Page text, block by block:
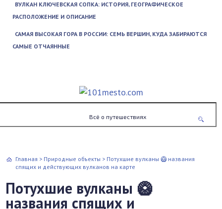
ВУЛКАН КЛЮЧЕВСКАЯ СОПКА: ИСТОРИЯ, ГЕОГРАФИЧЕСКОЕ
РАСПОЛОЖЕНИЕ И ОПИСАНИЕ
САМАЯ ВЫСОКАЯ ГОРА В РОССИИ: СЕМЬ ВЕРШИН, КУДА ЗАБИРАЮТСЯ
САМЫЕ ОТЧАЯННЫЕ
Всё о путешествиях
Главная > Природные объекты > Потухшие вулканы 🥝 названия
спящих и действующих вулканов на карте
Потухшие вулканы 🥝
названия спящих и